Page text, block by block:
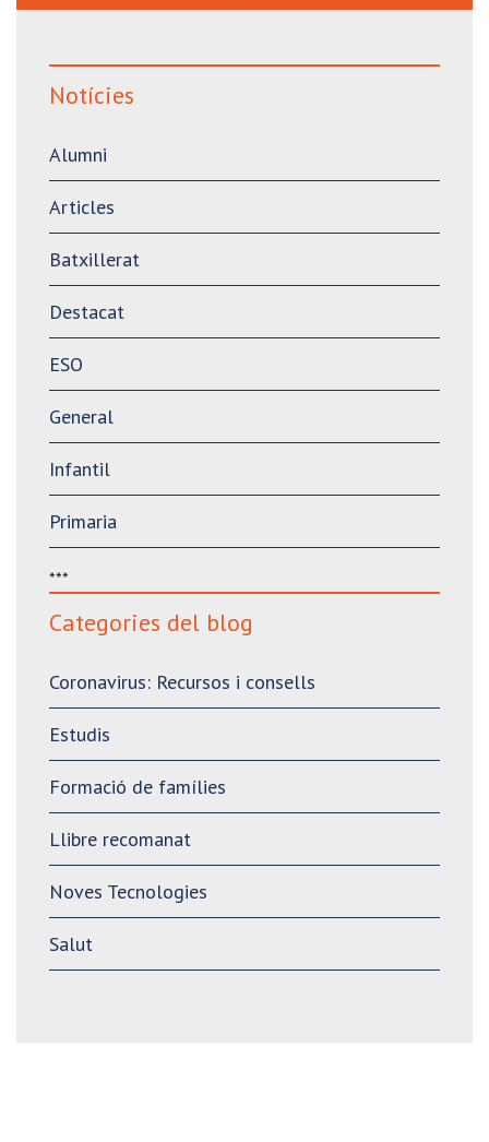
Notícies
Alumni
Articles
Batxillerat
Destacat
ESO
General
Infantil
Primaria
***
Categories del blog
Coronavirus: Recursos i consells
Estudis
Formació de famílies
Llibre recomanat
Noves Tecnologies
Salut